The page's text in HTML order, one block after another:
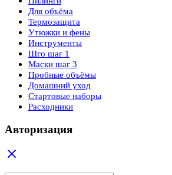
Для объёма
Термозащита
Утюжки и фены
Инструменты
Шго шаг 1
Маски шаг 3
Пробные объёмы
Домашний уход
Стартовые наборы
Расходники
Авторизация